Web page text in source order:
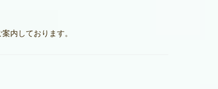
内しております。